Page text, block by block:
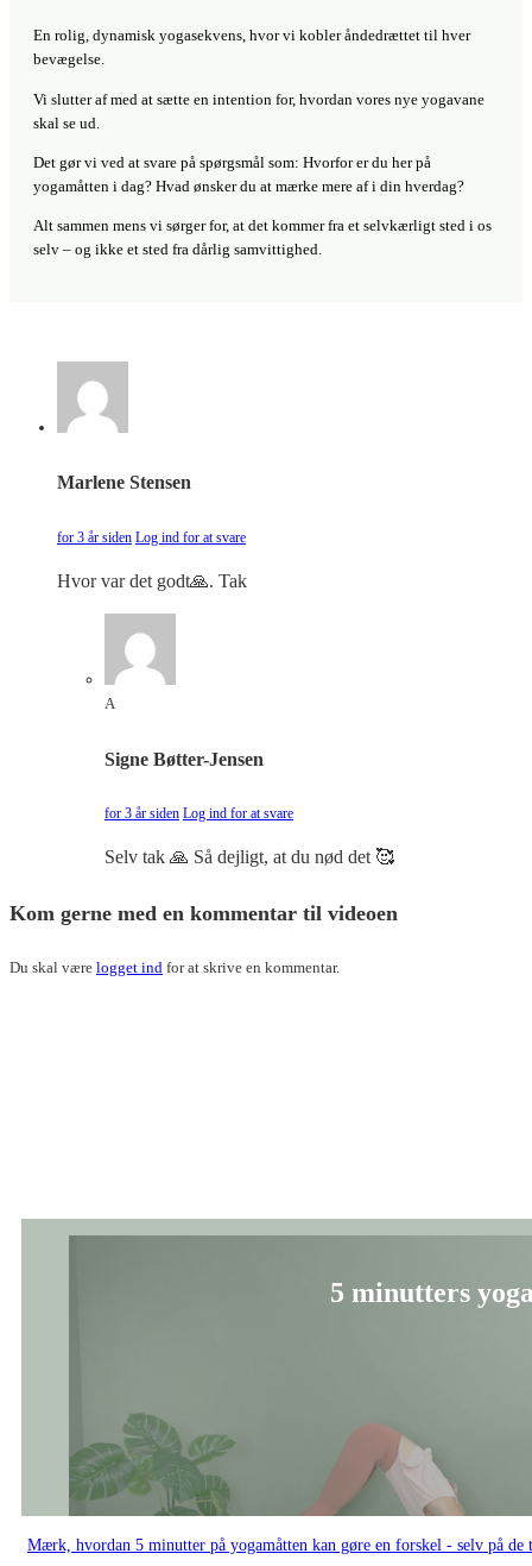
En rolig, dynamisk yogasekvens, hvor vi kobler åndedrættet til hver
bevægelse.
Vi slutter af med at sætte en intention for, hvordan vores nye yogavane
skal se ud.
Det gør vi ved at svare på spørgsmål som: Hvorfor er du her på
yogamåtten i dag? Hvad ønsker du at mærke mere af i din hverdag?
Alt sammen mens vi sørger for, at det kommer fra et selvkærligt sted i os
selv – og ikke et sted fra dårlig samvittighed.
Marlene Stensen
for 3 år siden Log ind for at svare
Hvor var det godt🙏. Tak
A
Signe Bøtter-Jensen
for 3 år siden Log ind for at svare
Selv tak 🙏 Så dejligt, at du nød det 🥰
Kom gerne med en kommentar til videoen
Du skal være logget ind for at skrive en kommentar.
5 minutters
Mærk, hvordan 5 minutter på yogamåtten kan gøre en forskel - selv på de